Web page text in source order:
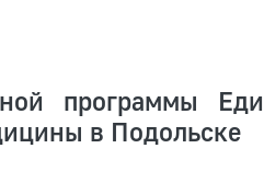
программы
в Подольске